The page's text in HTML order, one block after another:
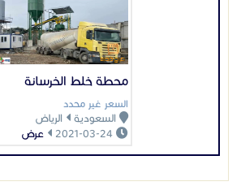
محطة خلط الخرسانة
السعر غير محدد
السعودية
الرياض
عرض